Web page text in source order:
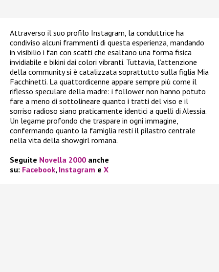
Attraverso il suo profilo Instagram, la conduttrice ha
condiviso alcuni frammenti di questa esperienza, mandando
in visibilio i fan con scatti che esaltano una forma fisica
invidiabile e bikini dai colori vibranti. Tuttavia, l’attenzione
della community si è catalizzata soprattutto sulla figlia Mia
Facchinetti. La quattordicenne appare sempre più come il
riflesso speculare della madre: i follower non hanno potuto
fare a meno di sottolineare quanto i tratti del viso e il
sorriso radioso siano praticamente identici a quelli di Alessia.
Un legame profondo che traspare in ogni immagine,
confermando quanto la famiglia resti il pilastro centrale
nella vita della showgirl romana.
Seguite Novella 2000 anche
su: Facebook, Instagram e X